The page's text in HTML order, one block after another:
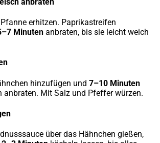
erhitzen. Paprikastreifen
Minuten anbraten, bis sie leicht weich
hinzufügen und 7–10 Minuten
anbraten. Mit Salz und Pfeffer würzen.
über das Hähnchen gießen,